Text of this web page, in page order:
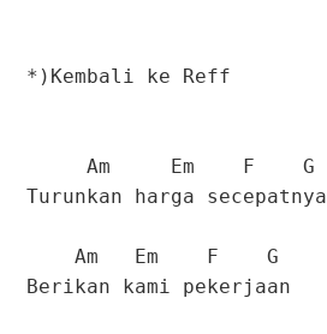
*)Kembali ke Reff
Am Em F G
Turunkan harga secepatnya
Am Em F G
Berikan kami pekerjaan